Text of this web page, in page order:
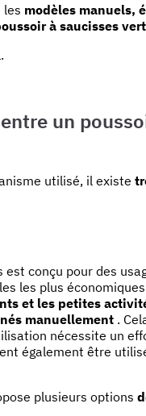
les modèles manuels,
à saucisses
un
utilisé, il existe
est conçu pour des
les plus
et les petites
manuellement.
nécessite un
également être
plusieurs options